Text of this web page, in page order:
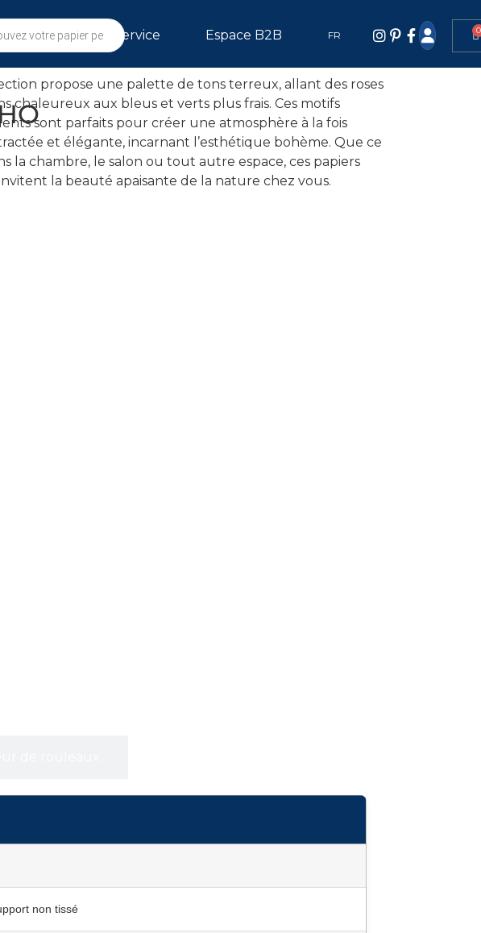
Service Espace B2B FR 0
vallonnées et les formes gracieuses des arbres dans un
propose une palette de tons terreux, allant des roses
chaleureux aux bleus et verts plus frais. Ces motifs
sont parfaits pour créer une atmosphère à la fois
et élégante, incarnant l’esthétique bohème. Que ce
la chambre, le salon ou tout autre espace, ces papiers
la beauté apaisante de la nature chez vous.
non tissé